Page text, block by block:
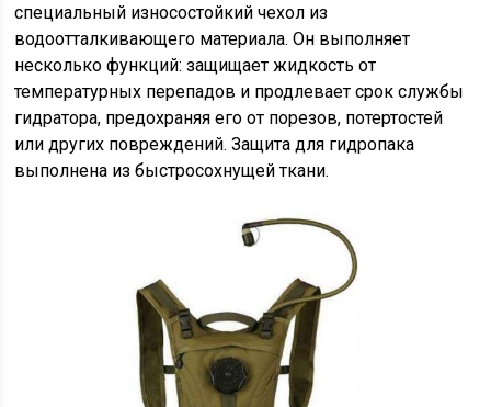
специальный износостойкий чехол из
водоотталкивающего материала. Он выполняет
несколько функций: защищает жидкость от
температурных перепадов и продлевает срок службы
гидратора, предохраняя его от порезов, потертостей
или других повреждений. Защита для гидропака
выполнена из быстросохнущей ткани.